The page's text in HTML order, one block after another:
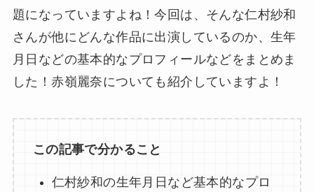
題になっていますよね！今回は、そんな仁村紗和
さんが他にどんな作品に出演しているのか、生年
月日などの基本的なプロフィールなどをまとめま
した！赤嶺麗奈についても紹介していますよ！
この記事で分かること
仁村紗和の生年月日など基本的なプロ